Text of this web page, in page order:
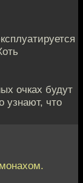
очках будут
узнают, что